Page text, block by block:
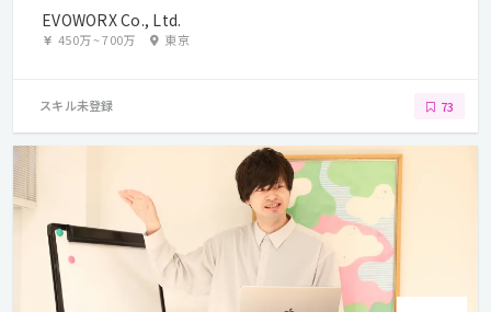
EVOWORX Co., Ltd.
450万~700万 東京
スキル未登録 73